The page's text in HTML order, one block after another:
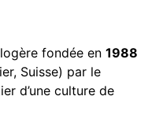
fondée en 1988
Suisse) par le
d’une culture de
à